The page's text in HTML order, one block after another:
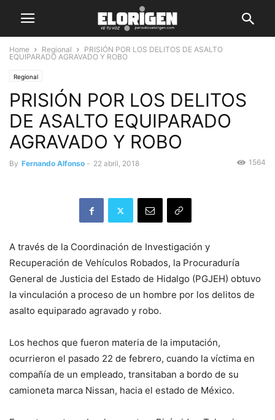
Home Regional
PRISIÓN POR LOS DELITOS DE ASALTO
EQUIPARADO AGRAVADO Y ROBO
Regional
PRISIÓN POR LOS DELITOS
DE ASALTO EQUIPARADO
AGRAVADO Y ROBO
By Fernando Alfonso - 22 abril, 2018 1564
A través de la Coordinación de Investigación y
Recuperación de Vehículos Robados, la Procuraduría
General de Justicia del Estado de Hidalgo (PGJEH) obtuvo
la vinculación a proceso de un hombre por los delitos de
asalto equiparado agravado y robo.
Los hechos que fueron materia de la imputación,
ocurrieron el pasado 22 de febrero, cuando la víctima en
compañía de un empleado, transitaban a bordo de su
camioneta marca Nissan, hacia el estado de México.